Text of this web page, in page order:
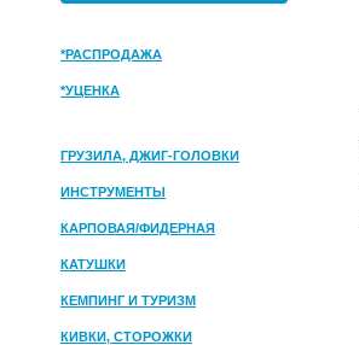
*РАСПРОДАЖА
*УЦЕНКА
ГРУЗИЛА, ДЖИГ-ГОЛОВКИ
ИНСТРУМЕНТЫ
КАРПОВАЯ/ФИДЕРНАЯ
КАТУШКИ
КЕМПИНГ И ТУРИЗМ
КИВКИ, СТОРОЖКИ